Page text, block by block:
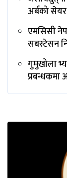
अर्बको सेयर
एमसिसी
सबस्टेसन
गुमुखोला
प्रबन्धकमा